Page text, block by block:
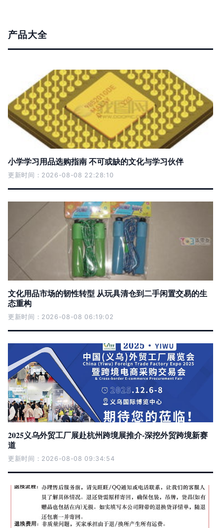
产品大全
小学学习用品选购指南 不可或缺的文化与学习伙伴
更新时间：2026-08-08 22:28:10
文化用品市场的韧性转型 从玩具清仓到二手闲置交易的生
态重构
更新时间：2026-08-08 06:19:02
2025义乌外贸工厂展赴杭州跨境展推介-深挖外贸跨境新赛
道
更新时间：2026-08-08 09:34:54